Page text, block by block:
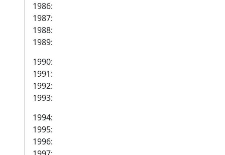
1986:
1987:
1988:
1989:
1990:
1991:
1992:
1993:
1994:
1995:
1996: